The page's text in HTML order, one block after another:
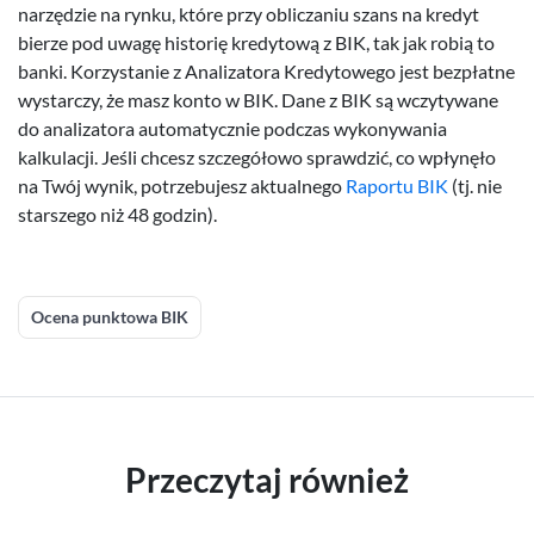
narzędzie na rynku, które przy obliczaniu szans na kredyt
bierze pod uwagę historię kredytową z BIK, tak jak robią to
banki. Korzystanie z Analizatora Kredytowego jest bezpłatne
wystarczy, że masz konto w BIK. Dane z BIK są wczytywane
do analizatora automatycznie podczas wykonywania
kalkulacji. Jeśli chcesz szczegółowo sprawdzić, co wpłynęło
na Twój wynik, potrzebujesz aktualnego Raportu BIK (tj. nie
starszego niż 48 godzin).
Ocena punktowa BIK
Przeczytaj również